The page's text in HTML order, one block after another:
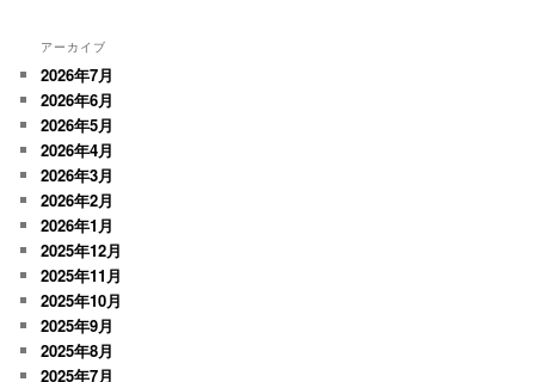
アーカイブ
2026年7月
2026年6月
2026年5月
2026年4月
2026年3月
2026年2月
2026年1月
2025年12月
2025年11月
2025年10月
2025年9月
2025年8月
2025年7月